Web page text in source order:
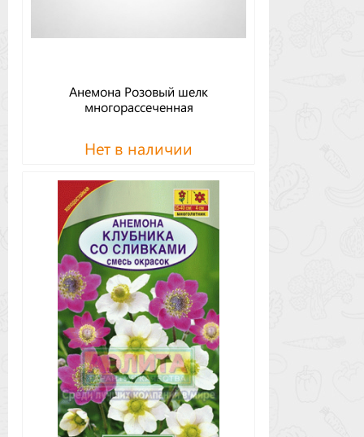
Анемона Розовый шелк
многорассеченная
Нет в наличии